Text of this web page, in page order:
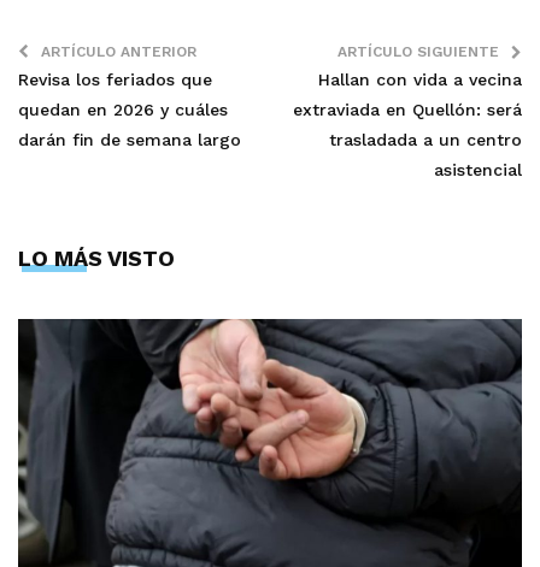
ARTÍCULO ANTERIOR
Revisa los feriados que
quedan en 2026 y cuáles
darán fin de semana largo
ARTÍCULO SIGUIENTE
Hallan con vida a vecina
extraviada en Quellón: será
trasladada a un centro
asistencial
LO MÁS VISTO